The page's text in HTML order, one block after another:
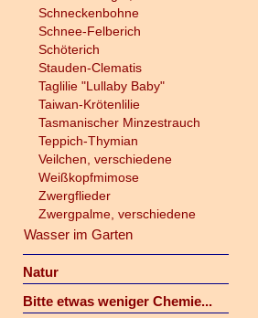
Schneckenbohne
Schnee-Felberich
Schöterich
Stauden-Clematis
Taglilie "Lullaby Baby"
Taiwan-Krötenlilie
Tasmanischer Minzestrauch
Teppich-Thymian
Veilchen, verschiedene
Weißkopfmimose
Zwergflieder
Zwergpalme, verschiedene
Wasser im Garten
Natur
Bitte etwas weniger Chemie...